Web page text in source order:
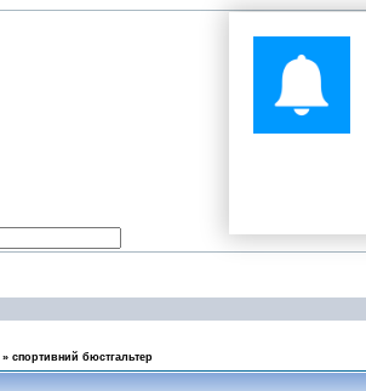
» спортивний бюстгальтер